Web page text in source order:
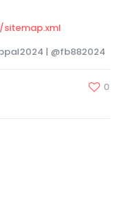
| @fb882024
0